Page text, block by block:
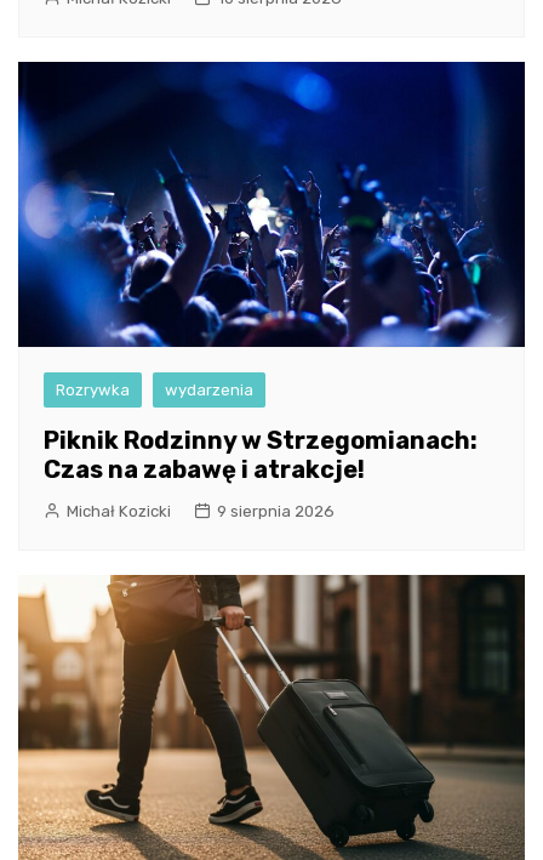
Rozrywka wydarzenia
Piknik Rodzinny w Strzegomianach:
Czas na zabawę i atrakcje!
Michał Kozicki 9 sierpnia 2026